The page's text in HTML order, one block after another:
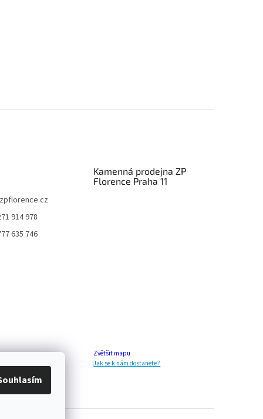
zpflorence.cz
914 978
635 746
Kamenná prodejna ZP
Florence Praha 11
Zvětšit mapu
Jak se k nám dostanete?